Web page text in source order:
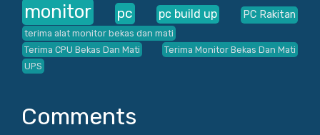
monitor pc pc build up PC Rakitan
terima alat monitor bekas dan mati
Terima CPU Bekas Dan Mati
Terima Monitor Bekas Dan Mati
UPS
Comments